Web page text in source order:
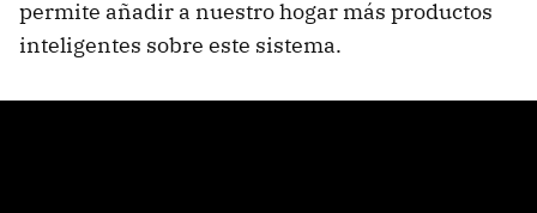
permite añadir a nuestro hogar más productos
inteligentes sobre este sistema.